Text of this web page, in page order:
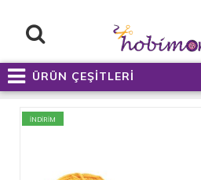
ÜRÜN ÇEŞİTLERİ
İNDİRİM